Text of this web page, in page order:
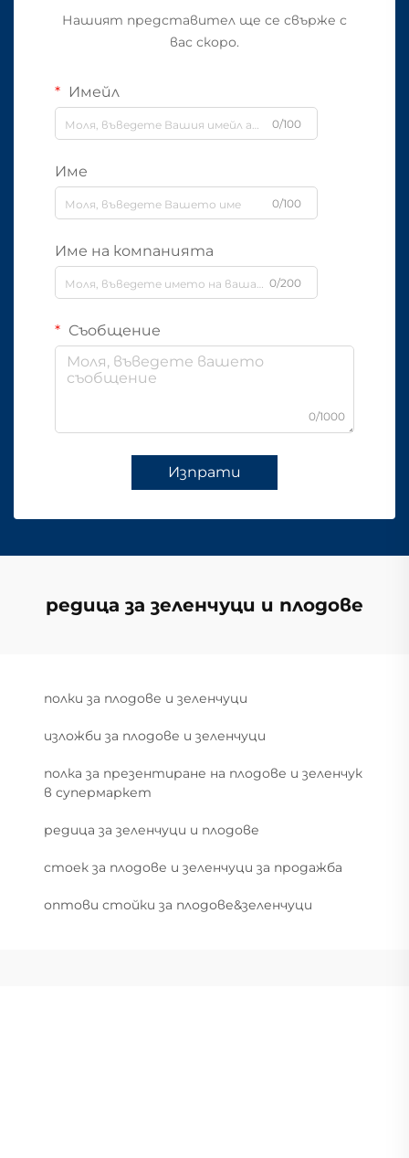
Нашият представител ще се свърже с
вас скоро.
Имейл
0/100
Име
0/100
Име на компанията
0/200
Съобщение
0/1000
Изпрати
редица за зеленчуци и плодове
полки за плодове и зеленчуци
изложби за плодове и зеленчуци
полка за презентиране на плодове и зеленчук
в супермаркет
редица за зеленчуци и плодове
стоек за плодове и зеленчуци за продажба
оптови стойки за плодове&зеленчуци